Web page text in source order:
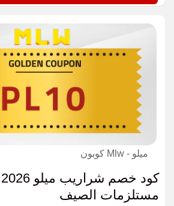
ميلو - Mlw كوبون
مستلزمات الصيف